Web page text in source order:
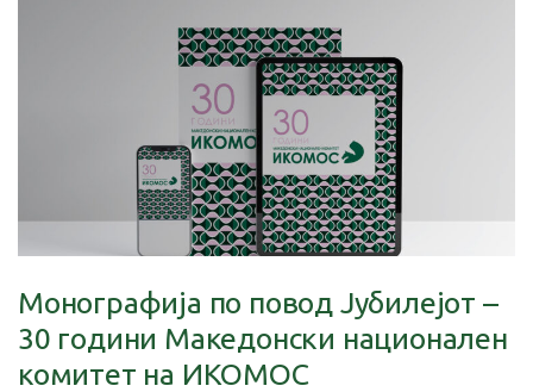
Монографија по повод Јубилејот –
30 години Македонски национален
комитет на ИКОМОС